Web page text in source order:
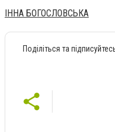
ІННА БОГОСЛОВСЬКА
Поділіться та